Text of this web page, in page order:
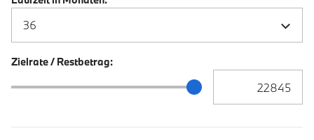
Zielrate / Restbetrag:
Zielrate / Restbetrag Schieberegler